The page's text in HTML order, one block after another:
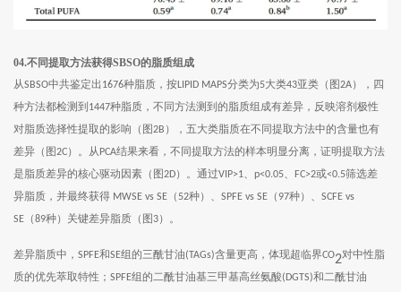
04.不同提取方法获得SBSO的脂质组成
从SBSO中共鉴定出 1676种脂质，按LIPID MAPS分类为5大类43亚类（图2A），四
种方法都检测到 1447种脂质，不同方法测到的脂质组成有差异，反映溶剂极性
对脂质选择性提取的影响（图2B ），五大类脂质在不同提取方法中的含量也有
差异（图2C）。从 PCA结果来看，不同提取方法的样本明显分离，证明提取方法
是脂质差异的核心驱动因素（图2D）。通过VIP>1、 p<0.05、 FC>2或<0.5筛选差
异脂质，并最终获得 MWSE vs SE （52种）、 SPFE vs SE （97种）、 SCFE vs
SE （89种）关键差异脂质（图3）。
差异脂质中， SPFE和SE组的三酰甘油(TAGs)含量更高，体现超临界CO2对中性脂
质的优先萃取特性； SPFE组的二酰甘油基三甲基高丝氨酸(DGTS)和二酰甘油